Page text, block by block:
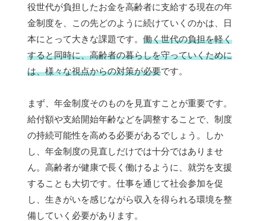
役世代が負担したお金を高齢者に支給する現在の年
金制度を、この先どのように続けていくのかは、日
本にとって大きな課題です。 働く世代の負担を軽く
すると同時に、高齢者の暮らしを守っていくために
は、様々な視点からの対策が必要です。
まず、年金制度そのものを見直すことが重要です。
給付額や支給開始年齢などを調整することで、制度
の持続可能性を高める必要があるでしょう。しか
し、年金制度の見直しだけでは十分ではありませ
ん。高齢者が健康で長く働けるように、就労を支援
することも大切です。仕事を通じて社会参加を促
し、生きがいを感じながら収入を得られる環境を整
備していく必要があります。